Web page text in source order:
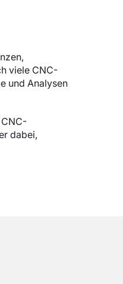
viele CNC-
und Analysen
dabei,